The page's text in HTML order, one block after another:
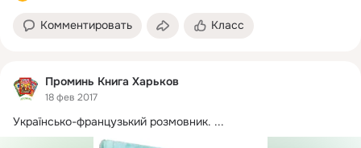
Комментировать Класс
Проминь Книга Харьков
18 фев 2017
Українсько-французький розмовник. ...